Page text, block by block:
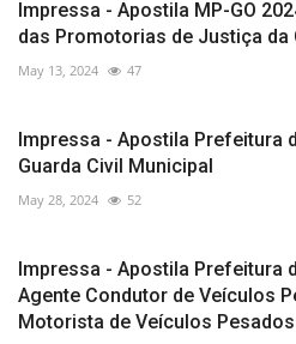
Impressa - Apostila MP-GO
das Promotorias de Justiça da
May 13, 2024 47
Impressa - Apostila Prefeitura
Guarda Civil Municipal
May 28, 2024 52
Impressa - Apostila Prefeitura
Agente Condutor de Veículos
Motorista de Veículos Pesados